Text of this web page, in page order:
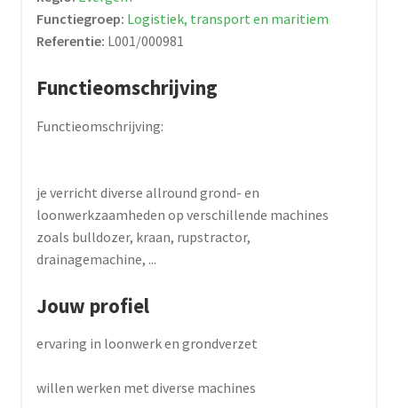
Functiegroep: Logistiek, transport en maritiem
Referentie: L001/000981
Functieomschrijving
Functieomschrijving:
je verricht diverse allround grond- en
loonwerkzaamheden op verschillende machines
zoals bulldozer, kraan, rupstractor,
drainagemachine, ...
Jouw profiel
ervaring in loonwerk en grondverzet
willen werken met diverse machines